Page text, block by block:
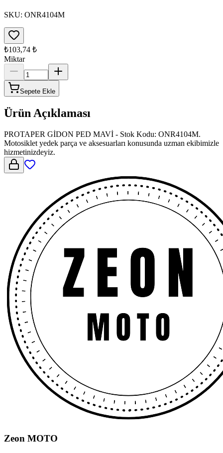
SKU: ONR4104M
₺103,74 ₺
Miktar
Sepete Ekle
Ürün Açıklaması
PROTAPER GİDON PED MAVİ - Stok Kodu: ONR4104M.
Motosiklet yedek parça ve aksesuarları konusunda uzman ekibimizle
hizmetinizdeyiz.
Zeon MOTO